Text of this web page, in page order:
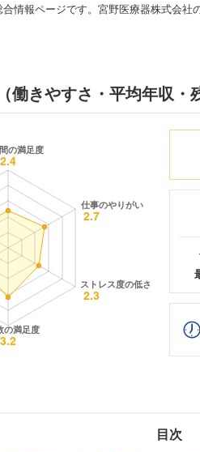
情報ページです。宮野医療器株式会
働きやすさ・平均年収・
目次